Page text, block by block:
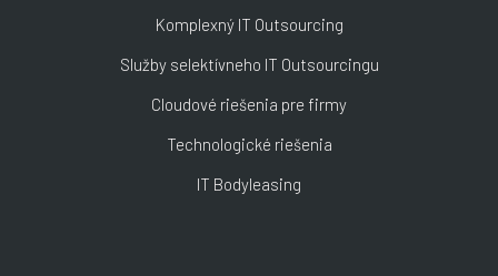
Komplexný IT Outsourcing
Služby selektívneho IT Outsourcingu
Cloudové riešenia pre firmy
Technologické riešenia
IT Bodyleasing